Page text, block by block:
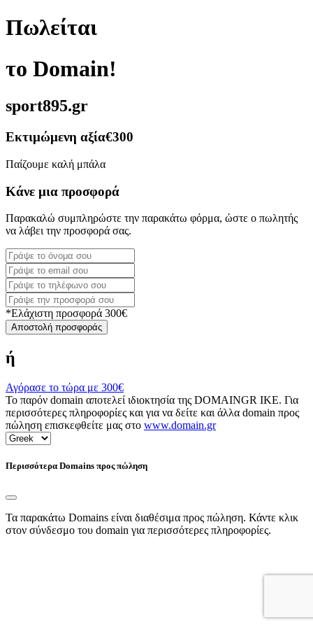
Πωλείται
το Domain!
sport895.gr
Εκτιμώμενη αξία€300
Παίζουμε καλή μπάλα
Κάνε μια προσφορά
Παρακαλώ συμπληρώστε την παρακάτω φόρμα, ώστε ο πωλητής
να λάβει την προσφορά σας.
*Ελάχιστη προσφορά 300€
Αποστολή προσφοράς
ή
Αγόρασε το τώρα με 300€
Το παρόν domain αποτελεί ιδιοκτησία της DOMAINGR ΙΚΕ. Για
περισσότερες πληροφορίες και για να δείτε και άλλα domain προς
πώληση επισκεφθείτε μας στο www.domain.gr
Περισσότερα Domains προς πώληση
Τα παρακάτω Domains είναι διαθέσιμα προς πώληση. Κάντε κλικ
στον σύνδεσμο του domain για περισσότερες πληροφορίες.